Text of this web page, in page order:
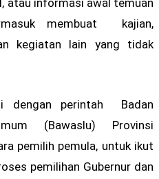
membuat kajian,
kegiatan lain yang tidak
dengan perintah Badan
(Bawaslu) Provinsi
pemilih pemula, untuk ikut
pemilihan Gubernur dan